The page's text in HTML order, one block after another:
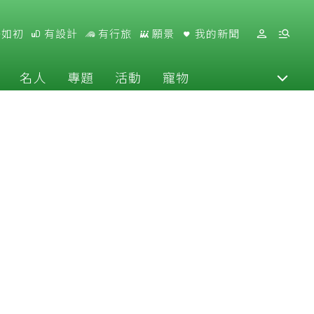
初 有設計 有行旅 願景 我的新聞
名人 專題 活動 寵物